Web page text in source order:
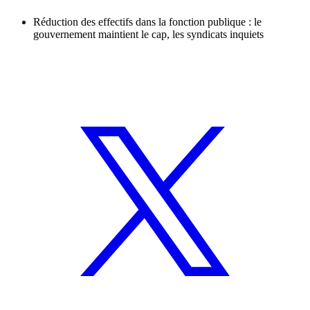
Réduction des effectifs dans la fonction publique : le
gouvernement maintient le cap, les syndicats inquiets